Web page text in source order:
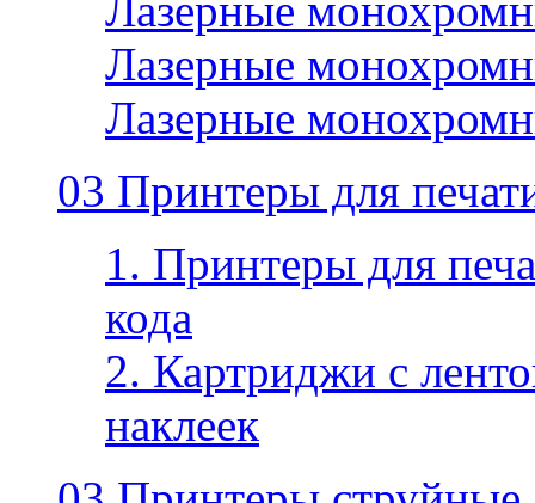
Лазерные
Лазерные
03 Принтеры для
1. Принтеры для
кода
2. Картриджи с
наклеек